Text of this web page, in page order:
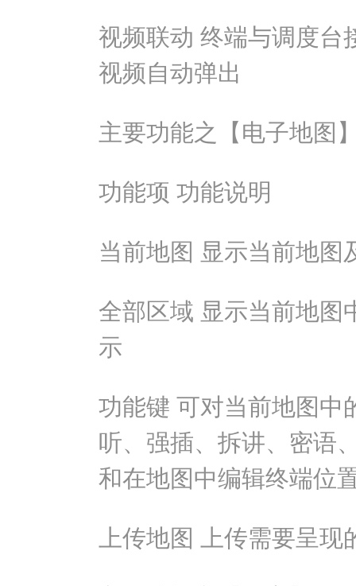
视频联动 终端与调度台
视频自动弹出
主要功能之【电子地图
功能项 功能说明
当前地图 显示当前地图
全部区域 显示当前地图
示
功能键 可对当前地图中
听、强插、拆讲、密语
和在地图中编辑终端位
上传地图 上传需要呈现